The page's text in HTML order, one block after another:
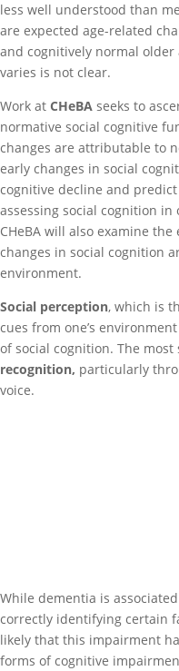
less well understood than
are expected age-related
and cognitively normal
varies is not clear.
Work at CHeBA seeks to
normative social cognitive
changes are attributable to
early changes in social
cognitive decline and
assessing social cognition
CHeBA will also examine
changes in social cognition
environment.
Social perception, which is
cues from one’s
of social cognition. The
recognition, particularly
voice.
While dementia is
correctly identifying certain
likely that this impairment
forms of cognitive